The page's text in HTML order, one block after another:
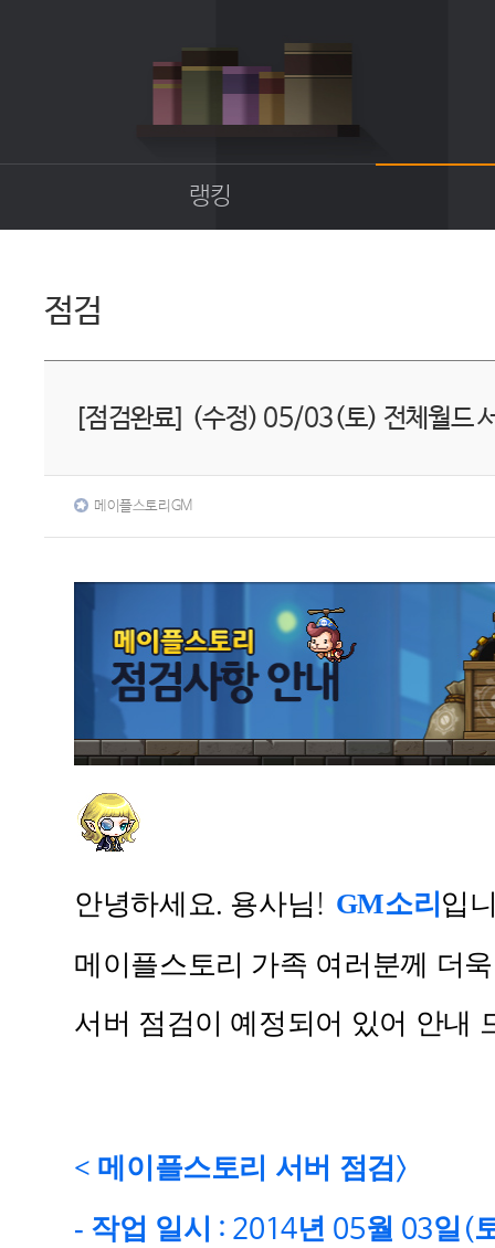
랭킹
점검
[점검완료] (수정) 05/03(토) 전체월드
메이플스토리GM
안녕하세요. 용사님 ! GM소리 입
메이플스토리 가족 여러분께 더
서버 점검이 예정되어 있어 안내
< 메이플스토리 서버 점검>
- 작업 일시 : 2014년 05월 03일 (